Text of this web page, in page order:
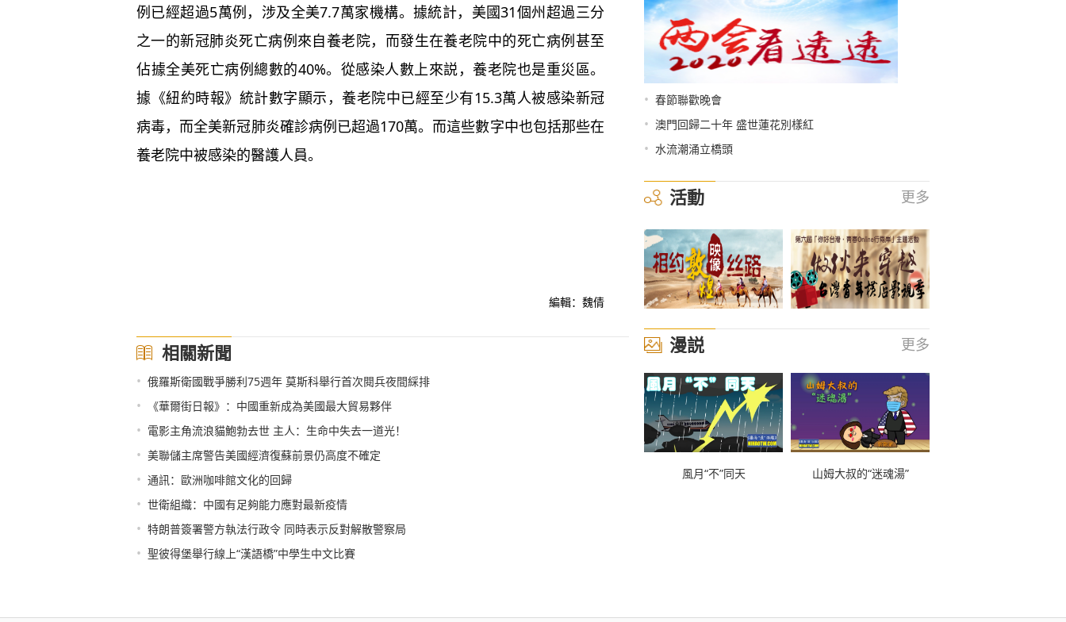
例已經超過5萬例，涉及全美7.7萬家機構。據統計，美國31個州超過三分
之一的新冠肺炎死亡病例來自養老院，而發生在養老院中的死亡病例甚至
佔據全美死亡病例總數的40%。從感染人數上來説，養老院也是重災區。
據《紐約時報》統計數字顯示，養老院中已經至少有15.3萬人被感染新冠
病毒，而全美新冠肺炎確診病例已超過170萬。而這些數字中也包括那些在
養老院中被感染的醫護人員。
編輯：魏倩
相關新聞
• 俄羅斯衛國戰爭勝利75週年 莫斯科舉行首次閱兵夜間綵排
• 《華爾街日報》：中國重新成為美國最大貿易夥伴
• 電影主角流浪貓鮑勃去世 主人：生命中失去一道光！
• 美聯儲主席警告美國經濟復蘇前景仍高度不確定
• 通訊：歐洲咖啡館文化的回歸
• 世衛組織：中國有足夠能力應對最新疫情
• 特朗普簽署警方執法行政令 同時表示反對解散警察局
• 聖彼得堡舉行線上“漢語橋”中學生中文比賽
• 春節聯歡晚會
• 澳門回歸二十年 盛世蓮花別樣紅
• 水流潮涌立橋頭
活動 更多
漫説 更多
風月“不”同天 山姆大叔的“迷魂湯”